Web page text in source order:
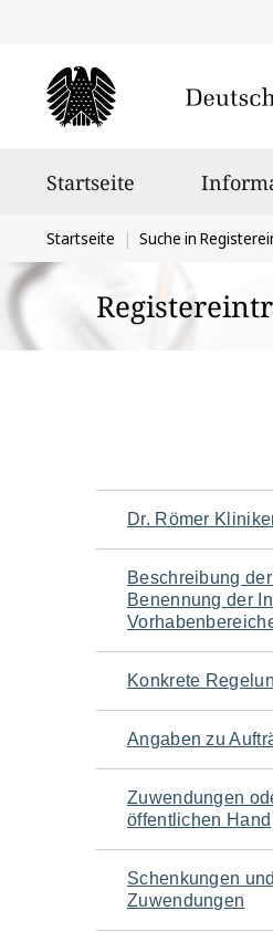
Startseite
Sie
befinden
sich
hier:
Startseite Suche in
für
den
Dr. Römer
Beschreibung
Benennung der
Konkrete
Angaben zu
Zuwendungen
öffentlichen Hand
Schenkungen
Zuwendungen